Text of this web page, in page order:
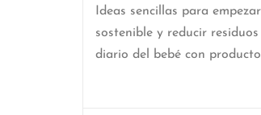
Ideas sencillas para
sostenible y reducir
diario del bebé con